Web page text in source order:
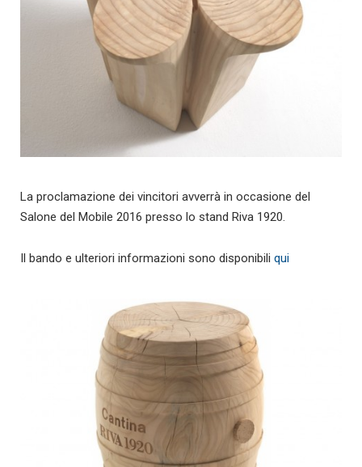
La proclamazione dei vincitori avverrà in occasione del
Salone del Mobile 2016 presso lo stand Riva 1920.
Il bando e ulteriori informazioni sono disponibili qui